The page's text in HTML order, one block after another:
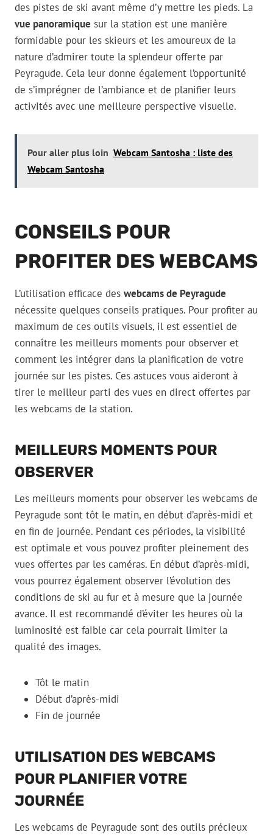
des pistes de ski avant même d’y mettre les pieds. La
vue panoramique sur la station est une manière
formidable pour les skieurs et les amoureux de la
nature d’admirer toute la splendeur offerte par
Peyragude. Cela leur donne également l’opportunité
de s’imprégner de l’ambiance et de planifier leurs
activités avec une meilleure perspective visuelle.
Pour aller plus loin Webcam Santosha : liste des
Webcam Santosha
CONSEILS POUR
PROFITER DES WEBCAMS
L’utilisation efficace des webcams de Peyragude
nécessite quelques conseils pratiques. Pour profiter au
maximum de ces outils visuels, il est essentiel de
connaître les meilleurs moments pour observer et
comment les intégrer dans la planification de votre
journée sur les pistes. Ces astuces vous aideront à
tirer le meilleur parti des vues en direct offertes par
les webcams de la station.
MEILLEURS MOMENTS POUR
OBSERVER
Les meilleurs moments pour observer les webcams de
Peyragude sont tôt le matin, en début d’après-midi et
en fin de journée. Pendant ces périodes, la visibilité
est optimale et vous pouvez profiter pleinement des
vues offertes par les caméras. En début d’après-midi,
vous pourrez également observer l’évolution des
conditions de ski au fur et à mesure que la journée
avance. Il est recommandé d’éviter les heures où la
luminosité est faible car cela pourrait limiter la
qualité des images.
Tôt le matin
Début d’après-midi
Fin de journée
UTILISATION DES WEBCAMS
POUR PLANIFIER VOTRE
JOURNÉE
Les webcams de Peyragude sont des outils précieux